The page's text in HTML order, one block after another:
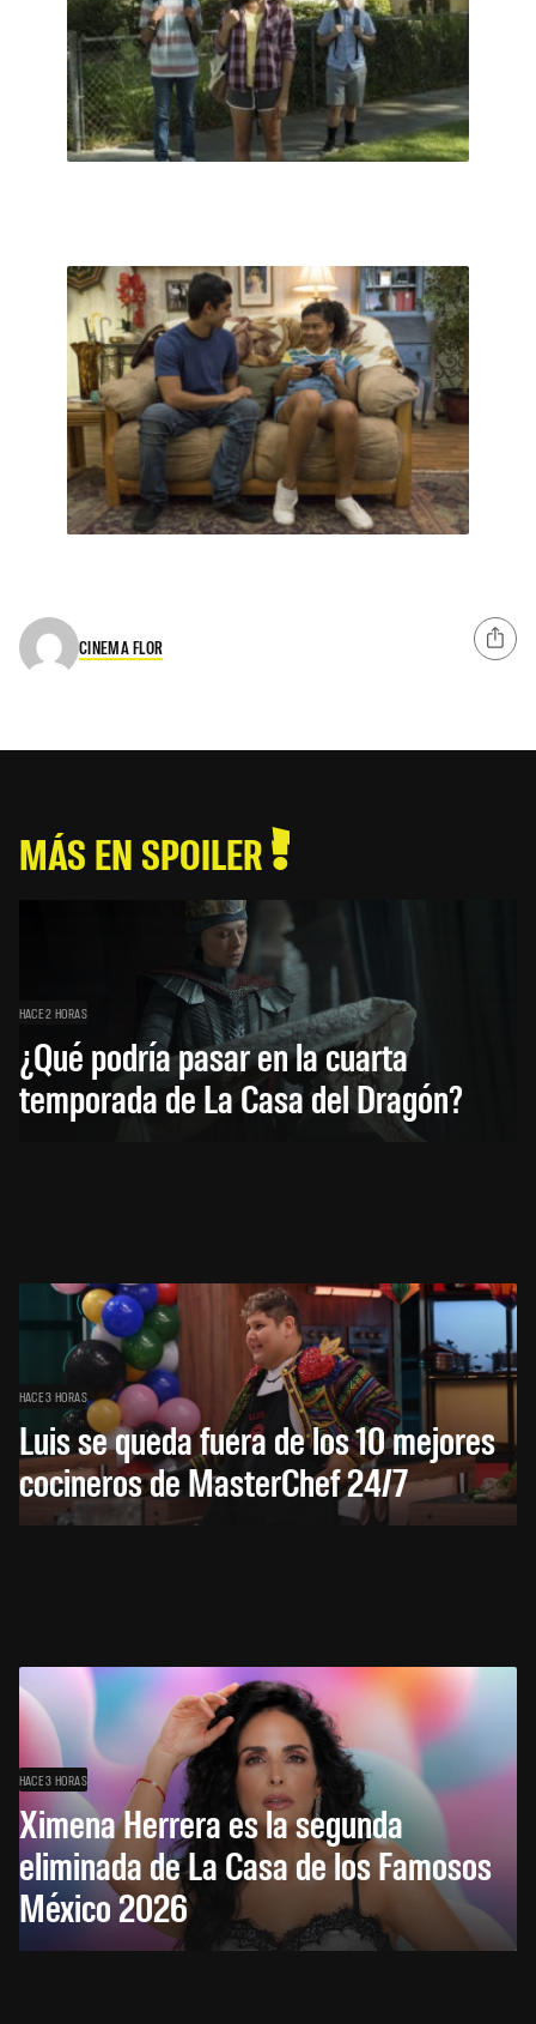
CINEMA FLOR
MÁS EN SPOILER
HACE 2 HORAS
¿Qué podría pasar en la cuarta
temporada de La Casa del Dragón?
HACE 3 HORAS
Luis se queda fuera de los 10 mejores
cocineros de MasterChef 24/7
HACE 3 HORAS
Ximena Herrera es la segunda
eliminada de La Casa de los Famosos
México 2026